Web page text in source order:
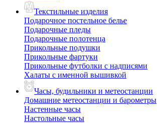
Текстильные изделия
Подарочное постельное белье
Подарочные пледы
Подарочные полотенца
Прикольные подушки
Прикольные фартуки
Прикольные футболки с надписями
Халаты с именной вышивкой
Часы, будильники и метеостанции
Домашние метеостанции и барометры
Настенные часы
Настольные часы